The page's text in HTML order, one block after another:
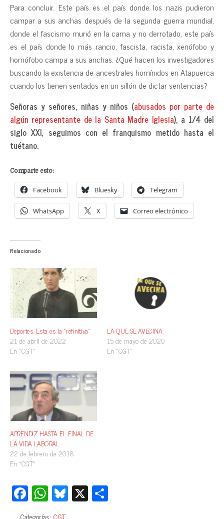
Para concluir. Este país es el país donde los nazis pudieron
campar a sus anchas después de la segunda guerra mundial,
donde el fascismo murió en la cama y no derrotado, este país
es el país donde lo más rancio, fascista, racista, xenófobo y
homófobo campa a sus anchas. ¿Qué hacen los investigadores
buscando la existencia de ancestrales homínidos en Atapuerca
cuando los tienen sentados en un sillón de dictar sentencias?
Señoras y señores, niñas y niños (abusados por parte de
algún representante de la Santa Madre Iglesia), a 1/4 del
siglo XXI, seguimos con el franquismo metido hasta el
tuétano.
Comparte esto:
Facebook Bluesky Telegram
WhatsApp X Correo electrónico
Relacionado
Deportes. Esta es la «refinitiva»
21 de abril de 2022
En «CGT»
LA QUE SE AVECINA
15 de mayo de 2020
En «CGT»
APRENDIZ HASTA EL FINAL DE
LA VIDA LABORAL
22 de febrero de 2018
En «CGT»
Fa
ce
W
ha
Bl
ue
X